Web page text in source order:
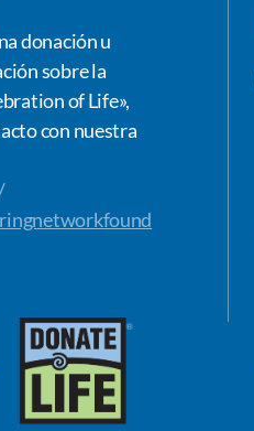
donación u
sobre la
of Life»,
con nuestra